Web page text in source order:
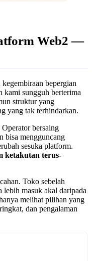
Web2 —
bepergian
kami sungguh berterima
struktur yang
yang tak terhindarkan.
bersaing
bisa mengguncang
sesuka platform.
ketakutan terus-
Toko sebelah
lebih masuk akal daripada
melihat pilihan yang
dan pengalaman